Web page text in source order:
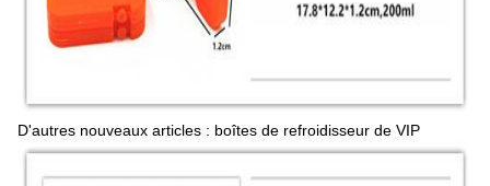
D'autres nouveaux articles : boîtes de refroidisseur de VIP